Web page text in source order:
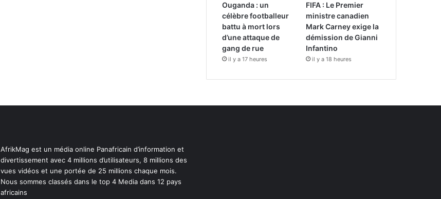
Ouganda : un
célèbre footballeur
battu à mort lors
d’une attaque de
gang de rue
il y a 17 heures
FIFA : Le Premier
ministre canadien
Mark Carney exige la
démission de Gianni
Infantino
il y a 18 heures
AfrikMag est un média online Panafricain d’information et
divertissement avec 4 millions d’utilisateurs, 8 millions des
vues vidéos et une portée de 25 millions chaque mois.
Nous sommes classés dans le top 4 Media dans 12 pays
africains